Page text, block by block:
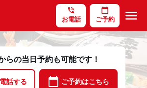
phone_in_talk
お電話
calendar_today
ご予約 menu
らの当日予約も可能です！
話する calendar_today ご予約はこちら